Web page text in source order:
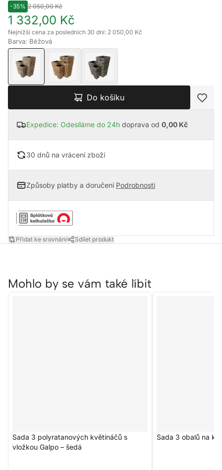
-35% 2 050,00 Kč
1 332,00 Kč
Nejnižší cena za posledních 30 dní: 2 050,00 Kč
Barva: Béžová
Do košíku
Expedice: Odesíláme do 24h doprava od 0,00 Kč
30 dnů na vrácení zboží
Způsoby platby a doručení Podrobnosti
Přidat ke srovnání Sdílet produkt
Mohlo by se vám také líbit
Sada 3 polyratanových květináčů s
vložkou Galpo – šedá
Sada 3 obalů na